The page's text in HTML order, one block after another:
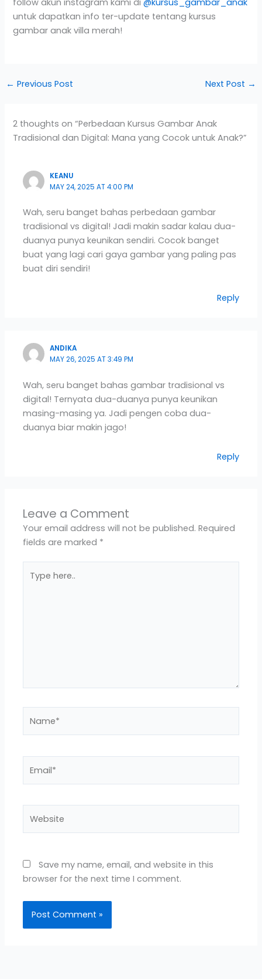
untuk dapatkan info ter-update tentang kursus
gambar anak villa merah!
← Previous Post Next Post →
2 thoughts on “Perbedaan Kursus Gambar Anak
Tradisional dan Digital: Mana yang Cocok untuk Anak?”
KEANU
MAY 24, 2025 AT 4:00 PM
Wah, seru banget bahas perbedaan gambar
tradisional vs digital! Jadi makin sadar kalau dua-
duanya punya keunikan sendiri. Cocok banget
buat yang lagi cari gaya gambar yang paling pas
buat diri sendiri!
Reply
ANDIKA
MAY 26, 2025 AT 3:49 PM
Wah, seru banget bahas gambar tradisional vs
digital! Ternyata dua-duanya punya keunikan
masing-masing ya. Jadi pengen coba dua-
duanya biar makin jago!
Reply
Leave a Comment
Your email address will not be published. Required
fields are marked *
here..
Save my name, email, and website in this
browser for the next time I comment.